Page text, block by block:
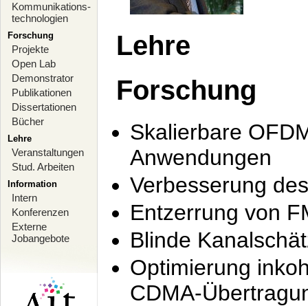
Kommunikations-
technologien
Forschung
Projekte
Open Lab
Demonstrator
Publikationen
Dissertationen
Bücher
Lehre
Veranstaltungen
Stud. Arbeiten
Information
Intern
Konferenzen
Externe
Jobangebote
Lehre
Forschung
Skalierbare
Anwendungen
Verbesserung
Entzerrung von
Blinde
Optimierung
CDMA-